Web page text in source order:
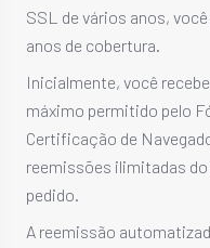
SSL de vários anos,
anos de cobertura.
Inicialmente, você
máximo permitido pelo
Certificação de
reemissões ilimitadas
pedido.
A reemissão